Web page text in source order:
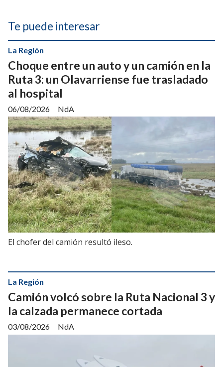
Te puede interesar
Choque entre un auto y un camión en la
Ruta 3: un Olavarriense fue trasladado
al hospital
NdA
La Región
06/08/2026
El chofer del camión resultó ileso.
Camión volcó sobre la Ruta Nacional 3 y
la calzada permanece cortada
NdA
La Región
03/08/2026